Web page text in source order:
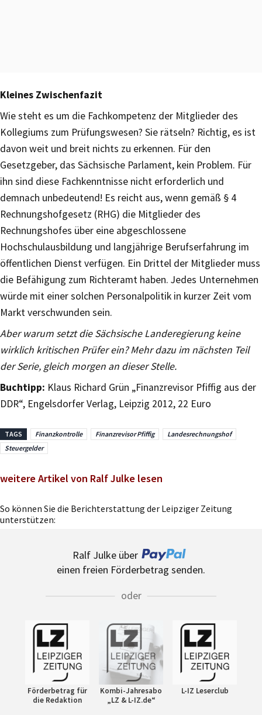
Kleines Zwischenfazit
Wie steht es um die Fachkompetenz der Mitglieder des
Kollegiums zum Prüfungswesen? Sie rätseln? Richtig, es ist
davon weit und breit nichts zu erkennen. Für den
Gesetzgeber, das Sächsische Parlament, kein Problem. Für
ihn sind diese Fachkenntnisse nicht erforderlich und
demnach unbedeutend! Es reicht aus, wenn gemäß § 4
Rechnungshofgesetz (RHG) die Mitglieder des
Rechnungshofes über eine abgeschlossene
Hochschulausbildung und langjährige Berufserfahrung im
öffentlichen Dienst verfügen. Ein Drittel der Mitglieder muss
die Befähigung zum Richteramt haben. Jedes Unternehmen
würde mit einer solchen Personalpolitik in kurzer Zeit vom
Markt verschwunden sein.
Aber warum setzt die Sächsische Landeregierung keine
wirklich kritischen Prüfer ein? Mehr dazu im nächsten Teil
der Serie, gleich morgen an dieser Stelle.
Buchtipp: Klaus Richard Grün „Finanzrevisor Pfiffig aus der
DDR“, Engelsdorfer Verlag, Leipzig 2012, 22 Euro
TAGS Finanzkontrolle Finanzrevisor Pfiffig
Landesrechnungshof
Steuergelder
weitere Artikel von Ralf Julke lesen
So können Sie die Berichterstattung der Leipziger Zeitung
unterstützen:
Ralf Julke über
einen freien Förderbetrag senden.
oder
Förderbetrag für
die Redaktion
Kombi-Jahresabo
„LZ & L-IZ.de“
L-IZ Leserclub